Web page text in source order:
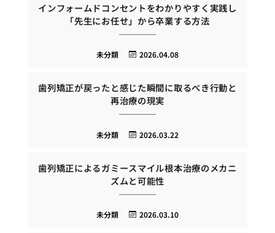
インフォームドコンセントをわかりやすく実践し
「先生にお任せ」から卒業する方法
2026.04.08
未分類
歯列矯正が戻ったと感じた瞬間に取るべき行動と
再治療の現実
2026.03.22
未分類
歯列矯正によるガミースマイル根本治療のメカニ
ズムと可能性
2026.03.10
未分類